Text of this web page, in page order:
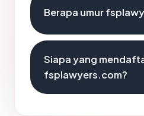
Berapa umur
Siapa yang
fsplawyers.com?